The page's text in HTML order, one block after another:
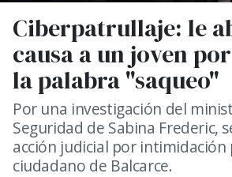
Ciberpatrullaje: le
causa a un joven
la palabra "saqueo"
Por una investigación del
Seguridad de Sabina Frederic,
acción judicial por intimidación
ciudadano de Balcarce.